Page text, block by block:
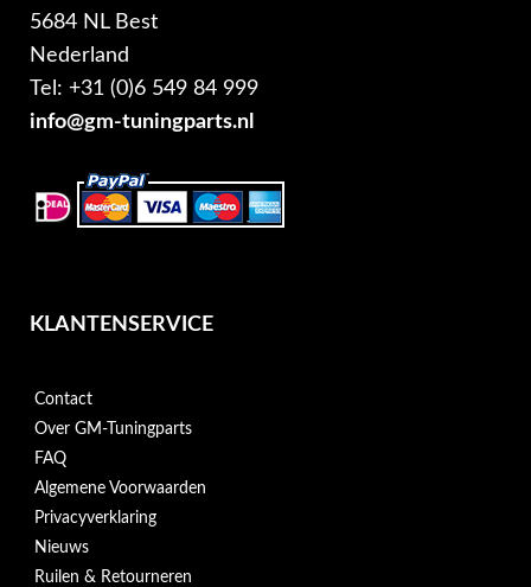
5684 NL Best
Nederland
Tel: +31 (0)6 549 84 999
info@gm-tuningparts.nl
KLANTENSERVICE
Contact
Over GM-Tuningparts
FAQ
Algemene Voorwaarden
Privacyverklaring
Nieuws
Ruilen & Retourneren